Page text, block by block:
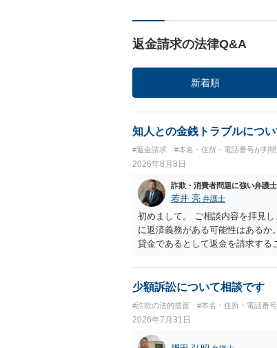
返金請求の法律Q&A
新着順
知人との金銭トラブルについ
#返金請求 #本名・住所・電話番号が判明
2026年8月8日
詐欺・消費者問題に強い弁護士
若井 亮 弁護士
初めまして。 ご相談内容を拝見
に返済義務がある可能性はある
貸金であるとして返金を請求する
とするケースも散見されます。
ださい。 ・相手へ送る回答文に
用をご確認ください。
少額訴訟について相談です
#詐欺の法的措置 #本名・住所・電話番
2026年7月31日